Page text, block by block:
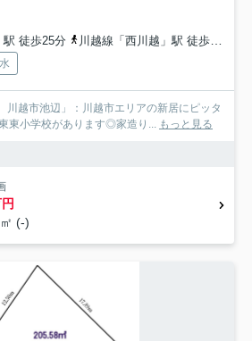
駅 徒歩25分
川越線「西川越」駅 徒歩30分
越市池辺」：川越市エリアの新居にピッタ
東小学校があります◎家造り... もっと見る
(-)